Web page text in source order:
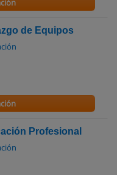
de Equipos
Profesional